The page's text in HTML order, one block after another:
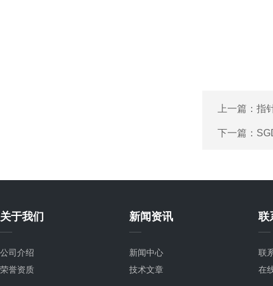
上一篇： 指
下一篇：
关于我们
公司介绍
荣誉资质
新闻资讯
新闻中心
技术文章
联
联
在